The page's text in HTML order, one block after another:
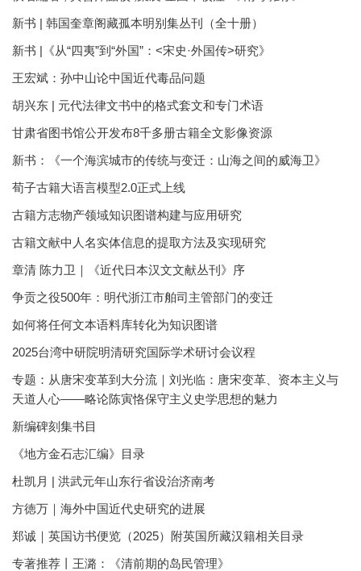
新书 | 韩国奎章阁藏孤本明别集丛刊（全十册）
新书 |《从“四夷”到“外国”：<宋史·外国传>研究》
王宏斌：孙中山论中国近代毒品问题
胡兴东 | 元代法律文书中的格式套文和专门术语
甘肃省图书馆公开发布8千多册古籍全文影像资源
新书：《一个海滨城市的传统与变迁：山海之间的威海卫》
荀子古籍大语言模型2.0正式上线
古籍方志物产领域知识图谱构建与应用研究
古籍文献中人名实体信息的提取方法及实现研究
章清 陈力卫｜《近代日本汉文文献丛刊》序
争贡之役500年：明代浙江市舶司主管部门的变迁
如何将任何文本语料库转化为知识图谱
2025台湾中研院明清研究国际学术研讨会议程
专题：从唐宋变革到大分流｜刘光临：唐宋变革、资本主义与
天道人心——略论陈寅恪保守主义史学思想的魅力
新编碑刻集书目
《地方金石志汇编》目录
杜凯月 | 洪武元年山东行省设治济南考
方徳万｜海外中国近代史研究的进展
郑诚｜英国访书便览（2025）附英国所藏汉籍相关目录
专著推荐丨王潞：《清前期的岛民管理》